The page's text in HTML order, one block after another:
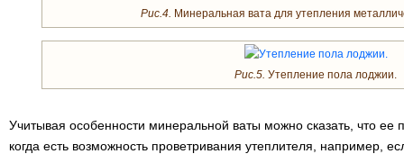
Рис.4. Минеральная вата для утепления
Рис.5. Утепление пола лоджии.
Учитывая особенности минеральной ваты можно сказать, что ее
когда есть возможность проветривания утеплителя, например,